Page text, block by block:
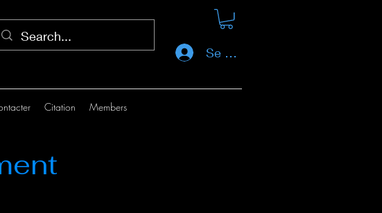
Se connecter
Citation Members